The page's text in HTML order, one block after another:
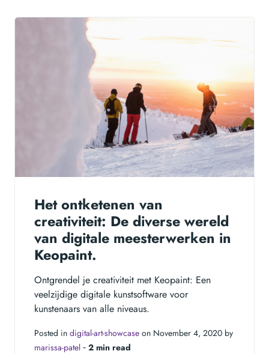
Het ontketenen van
creativiteit: De diverse wereld
van digitale meesterwerken in
Keopaint.
Ontgrendel je creativiteit met Keopaint: Een
veelzijdige digitale kunstsoftware voor
kunstenaars van alle niveaus.
Posted in digital-art-showcase on November 4, 2020 by
marissa-patel ‐ 2 min read